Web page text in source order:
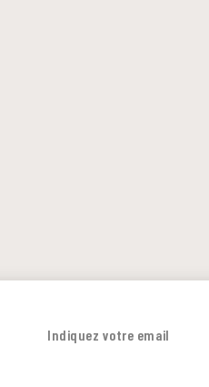
Indiquez votre email